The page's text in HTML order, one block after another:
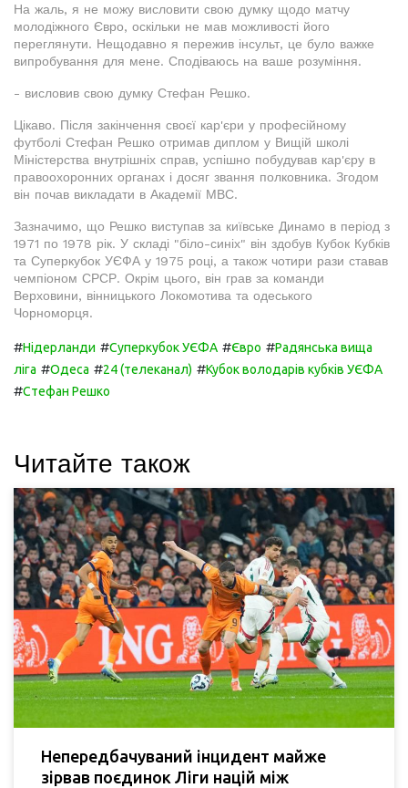
На жаль, я не можу висловити свою думку щодо матчу
молодіжного Євро, оскільки не мав можливості його
переглянути. Нещодавно я пережив інсульт, це було важке
випробування для мене. Сподіваюсь на ваше розуміння.
- висловив свою думку Стефан Решко.
Цікаво. Після закінчення своєї кар'єри у професійному
футболі Стефан Решко отримав диплом у Вищій школі
Міністерства внутрішніх справ, успішно побудував кар'єру в
правоохоронних органах і досяг звання полковника. Згодом
він почав викладати в Академії МВС.
Зазначимо, що Решко виступав за київське Динамо в період з
1971 по 1978 рік. У складі "біло-синіх" він здобув Кубок Кубків
та Суперкубок УЄФА у 1975 році, а також чотири рази ставав
чемпіоном СРСР. Окрім цього, він грав за команди
Верховини, вінницького Локомотива та одеського
Чорноморця.
#Нідерланди #Суперкубок УЄФА #Євро #Радянська вища
ліга #Одеса #24 (телеканал) #Кубок володарів кубків УЄФА
#Стефан Решко
Читайте також
Непередбачуваний інцидент майже
зірвав поєдинок Ліги націй між